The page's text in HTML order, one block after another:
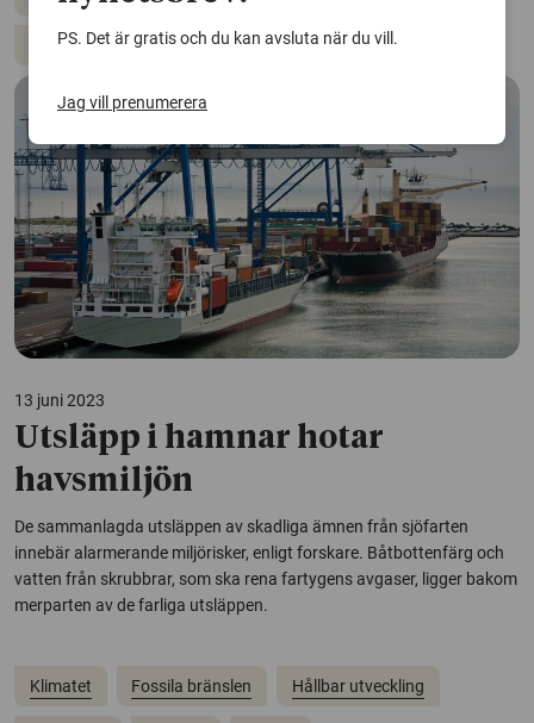
Hållbar utveckling
13 juni 2023
Utsläpp i hamnar hotar
havsmiljön
​De sammanlagda utsläppen av skadliga ämnen från sjöfarten
innebär alarmerande miljörisker, enligt forskare. Båtbottenfärg och
vatten från skrubbrar, som ska rena fartygens avgaser, ligger bakom
merparten av de farliga utsläppen.
Klimatet Fossila bränslen Hållbar utveckling
PS. Det är gratis och du kan avsluta när du vill.
Jag vill prenumerera